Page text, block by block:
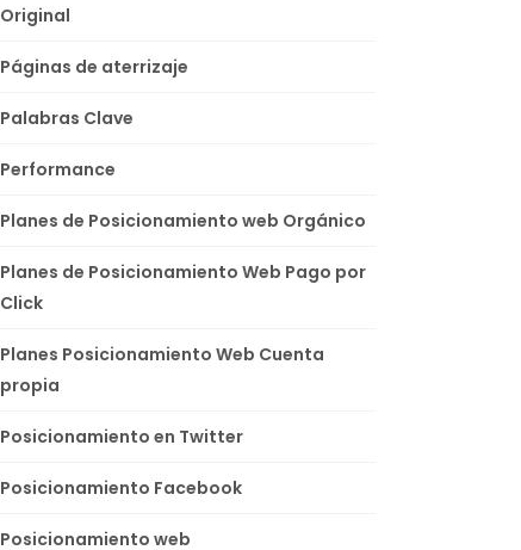
Original
Páginas de aterrizaje
Palabras Clave
Performance
Planes de Posicionamiento web Orgánico
Planes de Posicionamiento Web Pago por
Click
Planes Posicionamiento Web Cuenta
propia
Posicionamiento en Twitter
Posicionamiento Facebook
Posicionamiento web